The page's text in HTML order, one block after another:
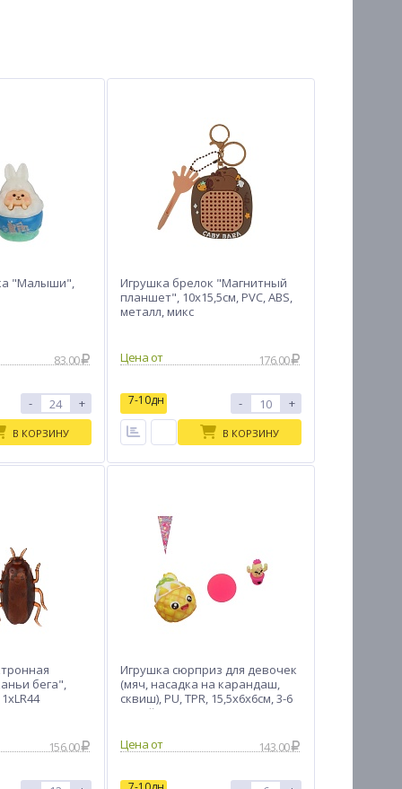
"Малыши",
83.00
- +
В КОРЗИНУ
Игрушка брелок "Магнитный
планшет", 10х15,5см, PVC, ABS,
металл, микс
Цена от 176.00
7-10дн - +
В КОРЗИНУ
бега",
156.00
Игрушка сюрприз для девочек
(мяч, насадка на карандаш,
сквиш), PU, TPR, 15,5х6х6см, 3-6
дизайнов
Цена от
143.00